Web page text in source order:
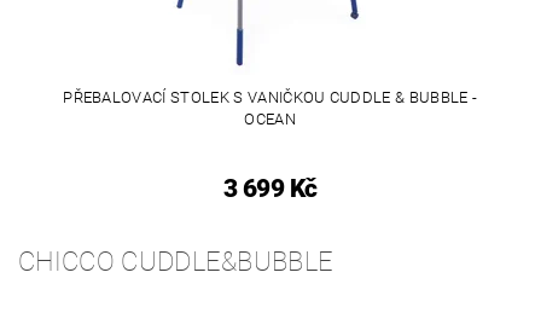
PŘEBALOVACÍ STOLEK S VANIČKOU CUDDLE & BUBBLE -
OCEAN
3 699 Kč
CHICCO CUDDLE&BUBBLE